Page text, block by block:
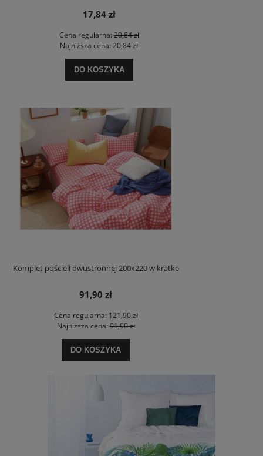
17,84 zł
Cena regularna:20,84 zł
Najniższa cena: 20,84 zł
DO KOSZYKA
Komplet pościeli dwustronnej 200x220 w kratke
91,90 zł
Cena regularna:121,90 zł
Najniższa cena:91,90 zł
DO KOSZYKA